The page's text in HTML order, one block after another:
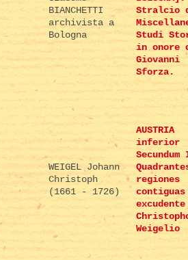
BIANCHETTI
archivista a
Bologna
Stralcio
Studi
in onore
Giovanni
Sforza.
WEIGEL Johann
Christoph
(1661 - 1726)
AUSTRIA
inferior
regiones
contiguas
excudente
Weigelio